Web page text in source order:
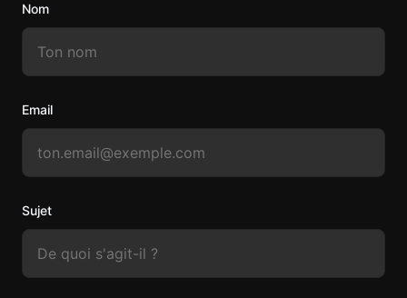
Nom
Email
Sujet